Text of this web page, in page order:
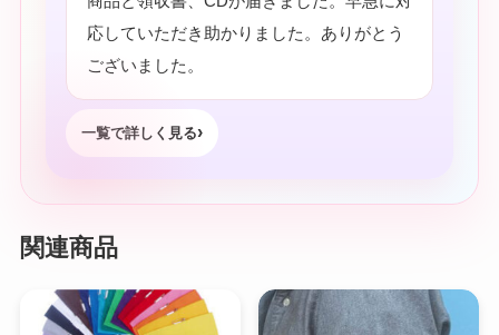
応していただき助かりました。ありがとう
ございました。
一覧で詳しく見る
関連商品